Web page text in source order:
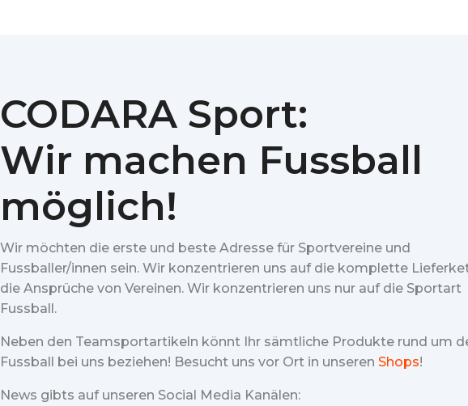
CODARA Sport:
Wir machen Fussball
möglich!
Wir möchten die erste und beste Adresse für Sportvereine und
Fussballer/innen sein. Wir konzentrieren uns auf die komplette
die Ansprüche von Vereinen. Wir konzentrieren uns nur auf die Sportart
Fussball.
Neben den Teamsportartikeln könnt Ihr sämtliche Produkte rund um
Fussball bei uns beziehen! Besucht uns vor Ort in unseren Shops!
News gibts auf unseren Social Media Kanälen: